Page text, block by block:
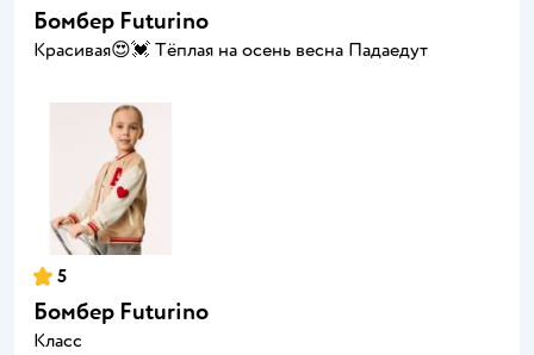
Бомбер Futurino
Красивая😍💓 Тëплая на осень весна Падаедут
5
Бомбер Futurino
Класс